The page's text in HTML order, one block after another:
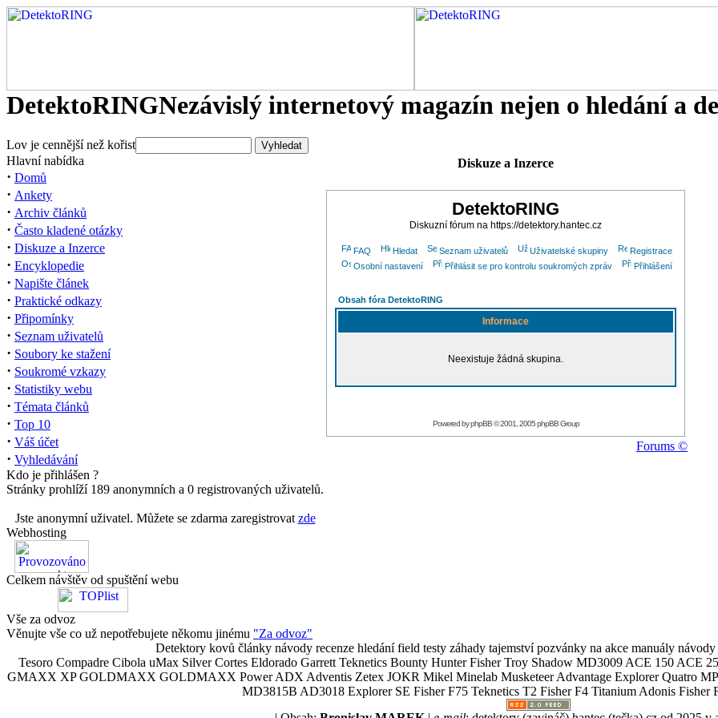
DetektoRINGNezávislý internetový magazín nejen o hledání a
Lov je cennější než kořist
Hlavní nabídka
· Domů
· Ankety
· Archiv článků
· Často kladené otázky
· Diskuze a Inzerce
· Encyklopedie
· Napište článek
· Praktické odkazy
· Připomínky
· Seznam uživatelů
· Soubory ke stažení
· Soukromé vzkazy
· Statistiky webu
· Témata článků
· Top 10
· Váš účet
· Vyhledávání
Kdo je přihlášen ?
Stránky prohlíží 189 anonymních a 0 registrovaných uživatelů.
Jste anonymní uživatel. Můžete se zdarma zaregistrovat zde
Webhosting
Celkem návštěv od spuštění webu
Vše za odvoz
Věnujte vše co už nepotřebujete někomu jinému "Za odvoz"
Diskuze a Inzerce
DetektoRING
Diskuzní fórum na https://detektory.hantec.cz
FAQ Hledat Seznam uživatelů Uživatelské skupiny
Registrace
Osobní nastavení
Přihlásit se pro kontrolu soukromých zpráv Přihlášení
Obsah fóra DetektoRING
Informace
Neexistuje žádná skupina.
Powered byphpBB© 2001, 2005 phpBB Group
Forums ©
Detektory kovů články návody recenze hledání field testy záhady tajemství pozvánky na akce manuály
Tesoro Compadre Cibola uMax Silver Cortes Eldorado Garrett Teknetics Bounty Hunter Fisher Troy Shadow MD3009 ACE 150 ACE
GMAXX XP GOLDMAXX GOLDMAXX Power ADX Adventis Zetex JOKR Mikel Minelab Musketeer Advantage Explorer Quatro
MD3815B AD3018 Explorer SE Fisher F75 Teknetics T2 Fisher F4 Titanium Adonis Fisher